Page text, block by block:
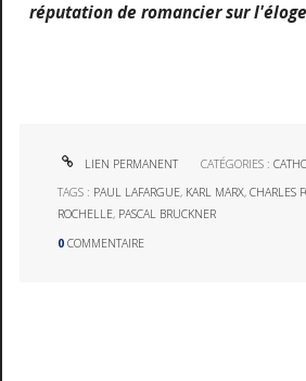
réputation de romancier sur
LIEN PERMANENT CATÉGORIES :
TAGS : PAUL LAFARGUE, KARL MARX,CHARLES
ROCHELLE, PASCAL BRUCKNER
0 COMMENTAIRE